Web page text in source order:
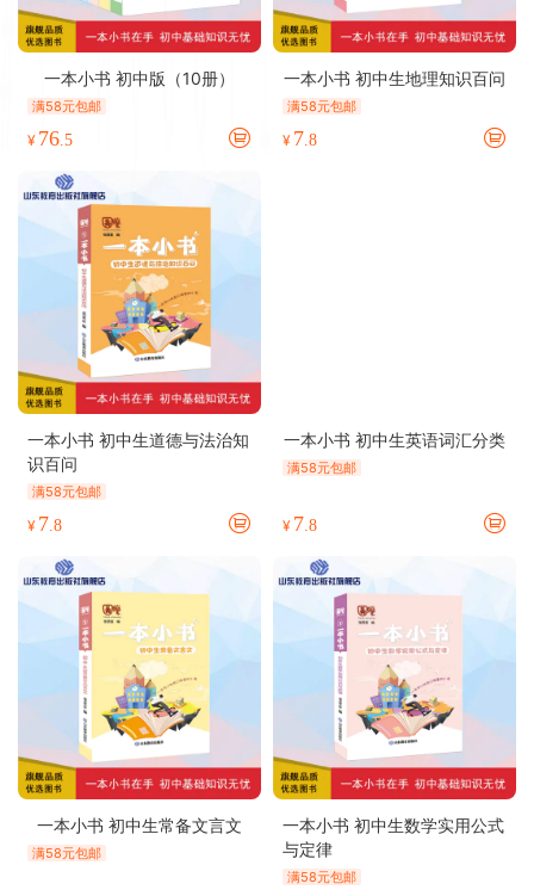
一本小书 初中版（10册）
满58元包邮
¥ 76.5
一本小书 初中生地理知识百问
满58元包邮
¥ 7.8
一本小书 初中生道德与法治知
识百问
满58元包邮
¥ 7.8
一本小书 初中生英语词汇分类
满58元包邮
¥ 7.8
一本小书 初中生常备文言文
满58元包邮
一本小书 初中生数学实用公式
与定律
满58元包邮